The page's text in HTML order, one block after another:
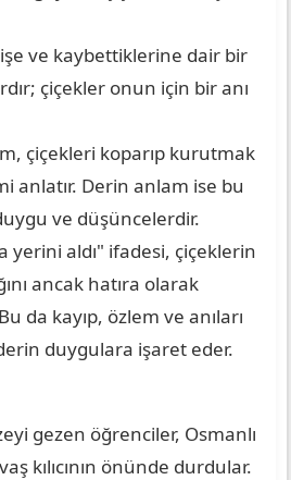
ve kaybettiklerine dair bir
çiçekler onun için bir anı
çiçekleri koparıp kurutmak
anlatır. Derin anlam ise bu
ve düşüncelerdir.
yerini aldı" ifadesi, çiçeklerin
ancak hatıra olarak
da kayıp, özlem ve anıları
duygulara işaret eder.
gezen öğrenciler, Osmanlı
kılıcının önünde durdular.